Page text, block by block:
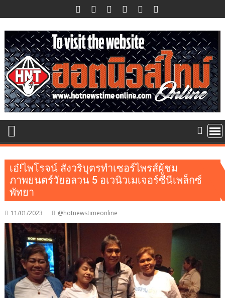
to
content
เอ๋!ไพโรจน์ สังวริบุตรทำเซอร์ไพรส์ผู้ชม
ภาพยนตร์วัยอลวน 5 อเวนิวเมเจอร์ซีนีเพล็กซ์
พัทยา
11/01/2023 @hotnewstimeonline